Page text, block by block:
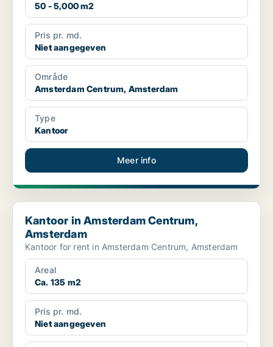
50 - 5,000 m2
Pris pr. md.
Niet aangegeven
Område
Amsterdam Centrum, Amsterdam
Type
Kantoor
Meer info
Kantoor in Amsterdam Centrum, Amsterdam
Kantoor in Amsterdam Centrum,
Amsterdam
Kantoor for rent in Amsterdam Centrum, Amsterdam
Areal
Ca. 135 m2
Pris pr. md.
Niet aangegeven